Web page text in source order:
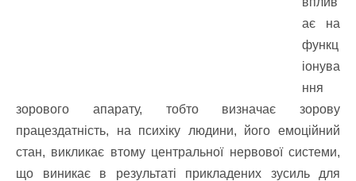
ає на
функц
іонува
ння
зорового апарату, тобто визначає зорову
працездатність, на психіку людини, його емоційний
стан, викликає втому центральної нервової системи,
що виникає в результаті прикладених зусиль для